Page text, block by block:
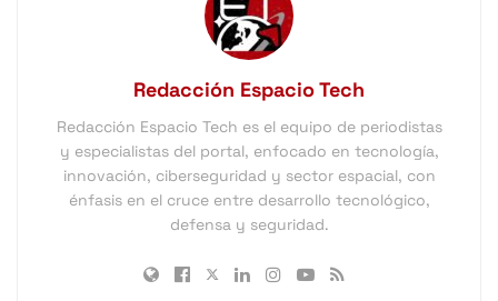
Redacción Espacio Tech
Redacción Espacio Tech es el equipo de periodistas
y especialistas del portal, enfocado en tecnología,
innovación, ciberseguridad y sector espacial, con
énfasis en el cruce entre desarrollo tecnológico,
defensa y seguridad.